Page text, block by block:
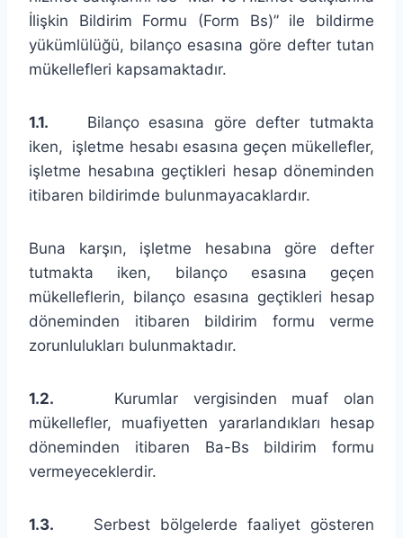
İlişkin Bildirim Formu (Form Bs)” ile bildirme
yükümlülüğü, bilanço esasına göre defter tutan
mükellefleri kapsamaktadır.
1.1. Bilanço esasına göre defter tutmakta
iken, işletme hesabı esasına geçen mükellefler,
işletme hesabına geçtikleri hesap döneminden
itibaren bildirimde bulunmayacaklardır.
Buna karşın, işletme hesabına göre defter
tutmakta iken, bilanço esasına geçen
mükelleflerin, bilanço esasına geçtikleri hesap
döneminden itibaren bildirim formu verme
zorunlulukları bulunmaktadır.
1.2. Kurumlar vergisinden muaf olan
mükellefler, muafiyetten yararlandıkları hesap
döneminden itibaren Ba-Bs bildirim formu
vermeyeceklerdir.
1.3. Serbest bölgelerde faaliyet gösteren